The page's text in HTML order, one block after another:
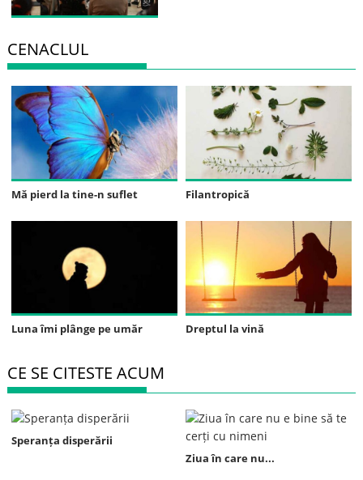
CENACLUL
Mă pierd la tine-n suflet Filantropică
Luna îmi plânge pe umăr Dreptul la vină
CE SE CITESTE ACUM
Speranța disperării
Ziua în care nu...